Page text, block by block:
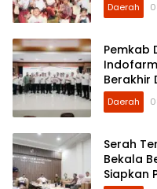
Daerah
Pemkab
Berakhir
Daerah
Serah
Bekala
Siapkan